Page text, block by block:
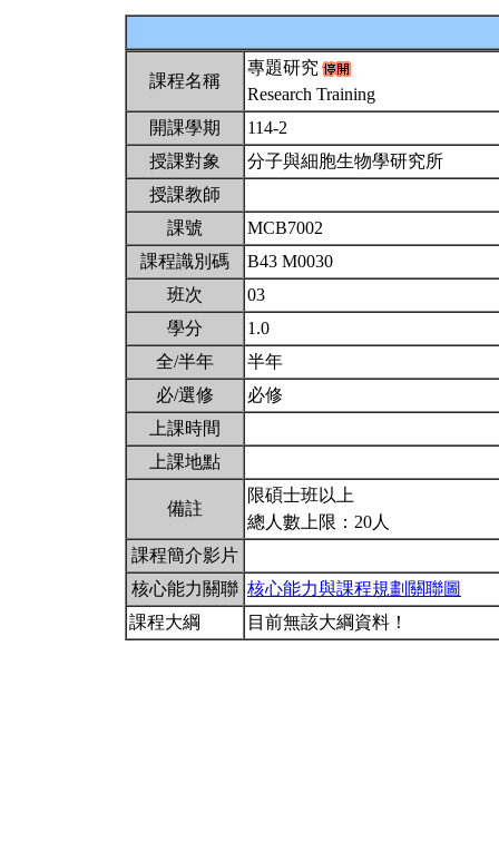
課程名稱
專題研究
Research Training
開課學期
114-2
授課對象
分子與細胞生物學研究所
授課教師
課號
MCB7002
課程識別碼
B43 M0030
班次
03
學分
1.0
全/半年
半年
必/選修
必修
上課時間
上課地點
備註
限碩士班以上
總人數上限：20人
課程簡介影片
核心能力關聯 核心能力與課程規劃關聯圖
課程大綱
目前無該大綱資料！